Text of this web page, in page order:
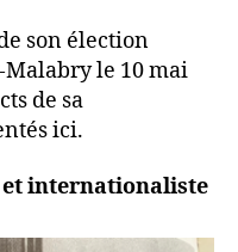
son élection
Malabry le 10 mai
de sa
ici.
et internationaliste